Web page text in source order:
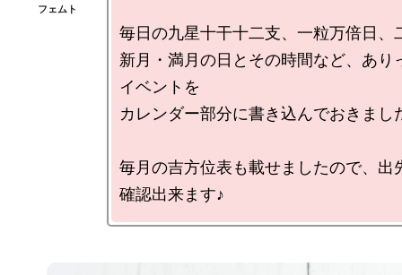
毎日の九星十干十二支、一粒万倍日、
新月・満月の日とその時間など、あり
イベントを
カレンダー部分に書き込んでおきまし
毎月の吉方位表も載せましたので、出